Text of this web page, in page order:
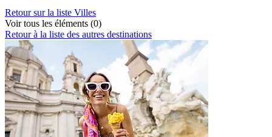
Retour sur la liste Villes
Voir tous les éléments (0)
Retour à la liste des autres destinations